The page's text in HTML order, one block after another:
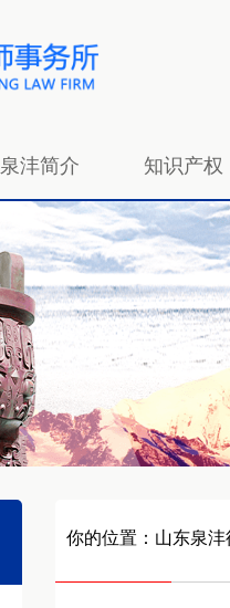
泉沣简介 知识产权
你的位置： 山东泉